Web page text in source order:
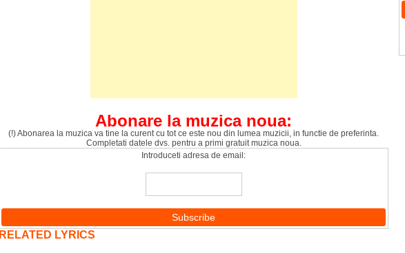
Abonare la muzica noua:
(!) Abonarea la muzica va tine la curent cu tot ce este nou din lumea muzicii, in functie de preferinta.
Completati datele dvs. pentru a primi gratuit muzica noua.
Introduceti adresa de email:
RELATED LYRICS